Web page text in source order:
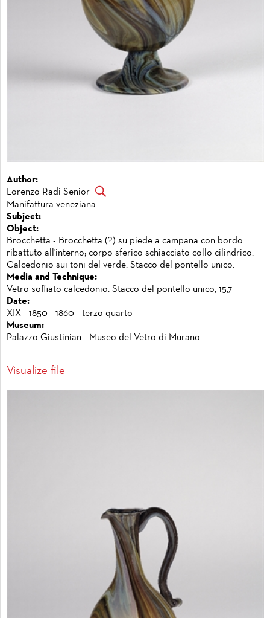
Author:
Lorenzo Radi Senior
Manifattura veneziana
Subject:
Object:
Brocchetta - Brocchetta (?) su piede a campana con bordo
ribattuto all'interno; corpo sferico schiacciato collo cilindrico.
Calcedonio sui toni del verde. Stacco del pontello unico.
Media and Technique:
Vetro soffiato calcedonio. Stacco del pontello unico, 15,7
Date:
XIX - 1850 - 1860 - terzo quarto
Museum:
Palazzo Giustinian - Museo del Vetro di Murano
Visualize file